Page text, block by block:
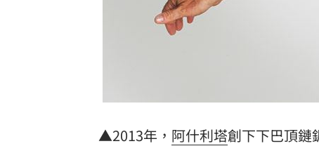
▲2013年， 阿什利塔創下下巴頂鏈